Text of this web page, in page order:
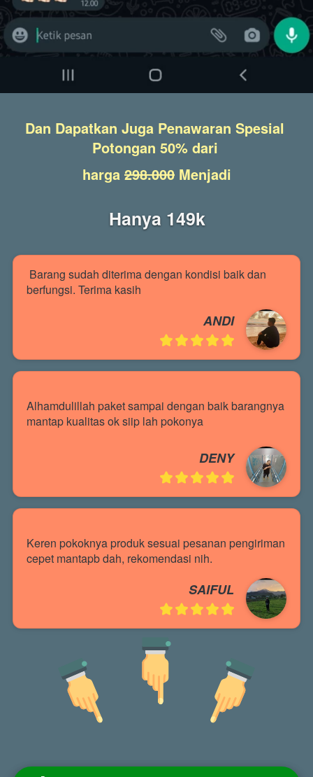
Dan Dapatkan Juga Penawaran Spesial
Potongan 50% dari
harga 298.000 Menjadi
Hanya 149k
Barang sudah diterima dengan kondisi baik dan
berfungsi. Terima kasih
ANDI
Alhamdulillah paket sampai dengan baik barangnya
mantap kualitas ok siip lah pokonya
DENY
Keren pokoknya produk sesuai pesanan pengiriman
cepet mantapb dah, rekomendasi nih.
SAIFUL